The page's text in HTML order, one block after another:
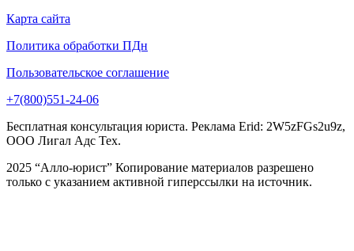
Карта сайта
Политика обработки ПДн
Пользовательское соглашение
+7(800)551-24-06
Бесплатная консультация юриста. Реклама Erid: 2W5zFGs2u9z,
ООО Лигал Адс Тех.
2025 “Алло-юрист” Копирование материалов разрешено
только с указанием активной гиперссылки на источник.